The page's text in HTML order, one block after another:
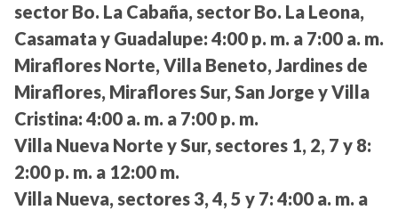
sector Bo. La Cabaña, sector Bo. La Leona,
Casamata y Guadalupe: 4:00 p. m. a 7:00 a. m.
Miraflores Norte, Villa Beneto, Jardines de
Miraflores, Miraflores Sur, San Jorge y Villa
Cristina: 4:00 a. m. a 7:00 p. m.
Villa Nueva Norte y Sur, sectores 1, 2, 7 y 8:
2:00 p. m. a 12:00 m.
Villa Nueva, sectores 3, 4, 5 y 7: 4:00 a. m. a